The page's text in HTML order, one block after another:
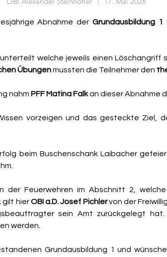
Abnahme der Grundausbildung 1
welche jeweils einen Löschangriff
Übungen mussten die Teilnehmer den
nahm PFF Matina Falk an dieser Abnahme
vorzeigen und das gesteckte Ziel,
beim Buschenschank Laibacher
der Feuerwehren im Abschnitt 2,
gilt hier OBI a.D. Josef Pichler von der
sein Amt zurückgelegt
werden.
Grundausbildung 1 und